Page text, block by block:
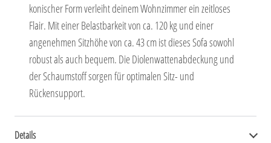
konischer Form verleiht deinem Wohnzimmer ein zeitloses
Flair. Mit einer Belastbarkeit von ca. 120 kg und einer
angenehmen Sitzhöhe von ca. 43 cm ist dieses Sofa sowohl
robust als auch bequem. Die Diolenwattenabdeckung und
der Schaumstoff sorgen für optimalen Sitz- und
Rückensupport.
Details